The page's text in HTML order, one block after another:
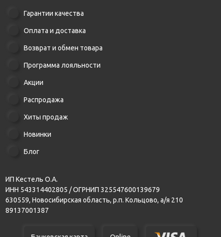
Гарантии качества
Оплата и доставка
Возврат и обмен товара
Программа лояльности
Акции
Распродажа
Хиты продаж
Новинки
Блог
ИП Кестель О.А.
ИНН 543314402805 / ОГРНИП 325547600139679
630559, Новосибирская область, р.п. Кольцово, а/я 210
89137001387